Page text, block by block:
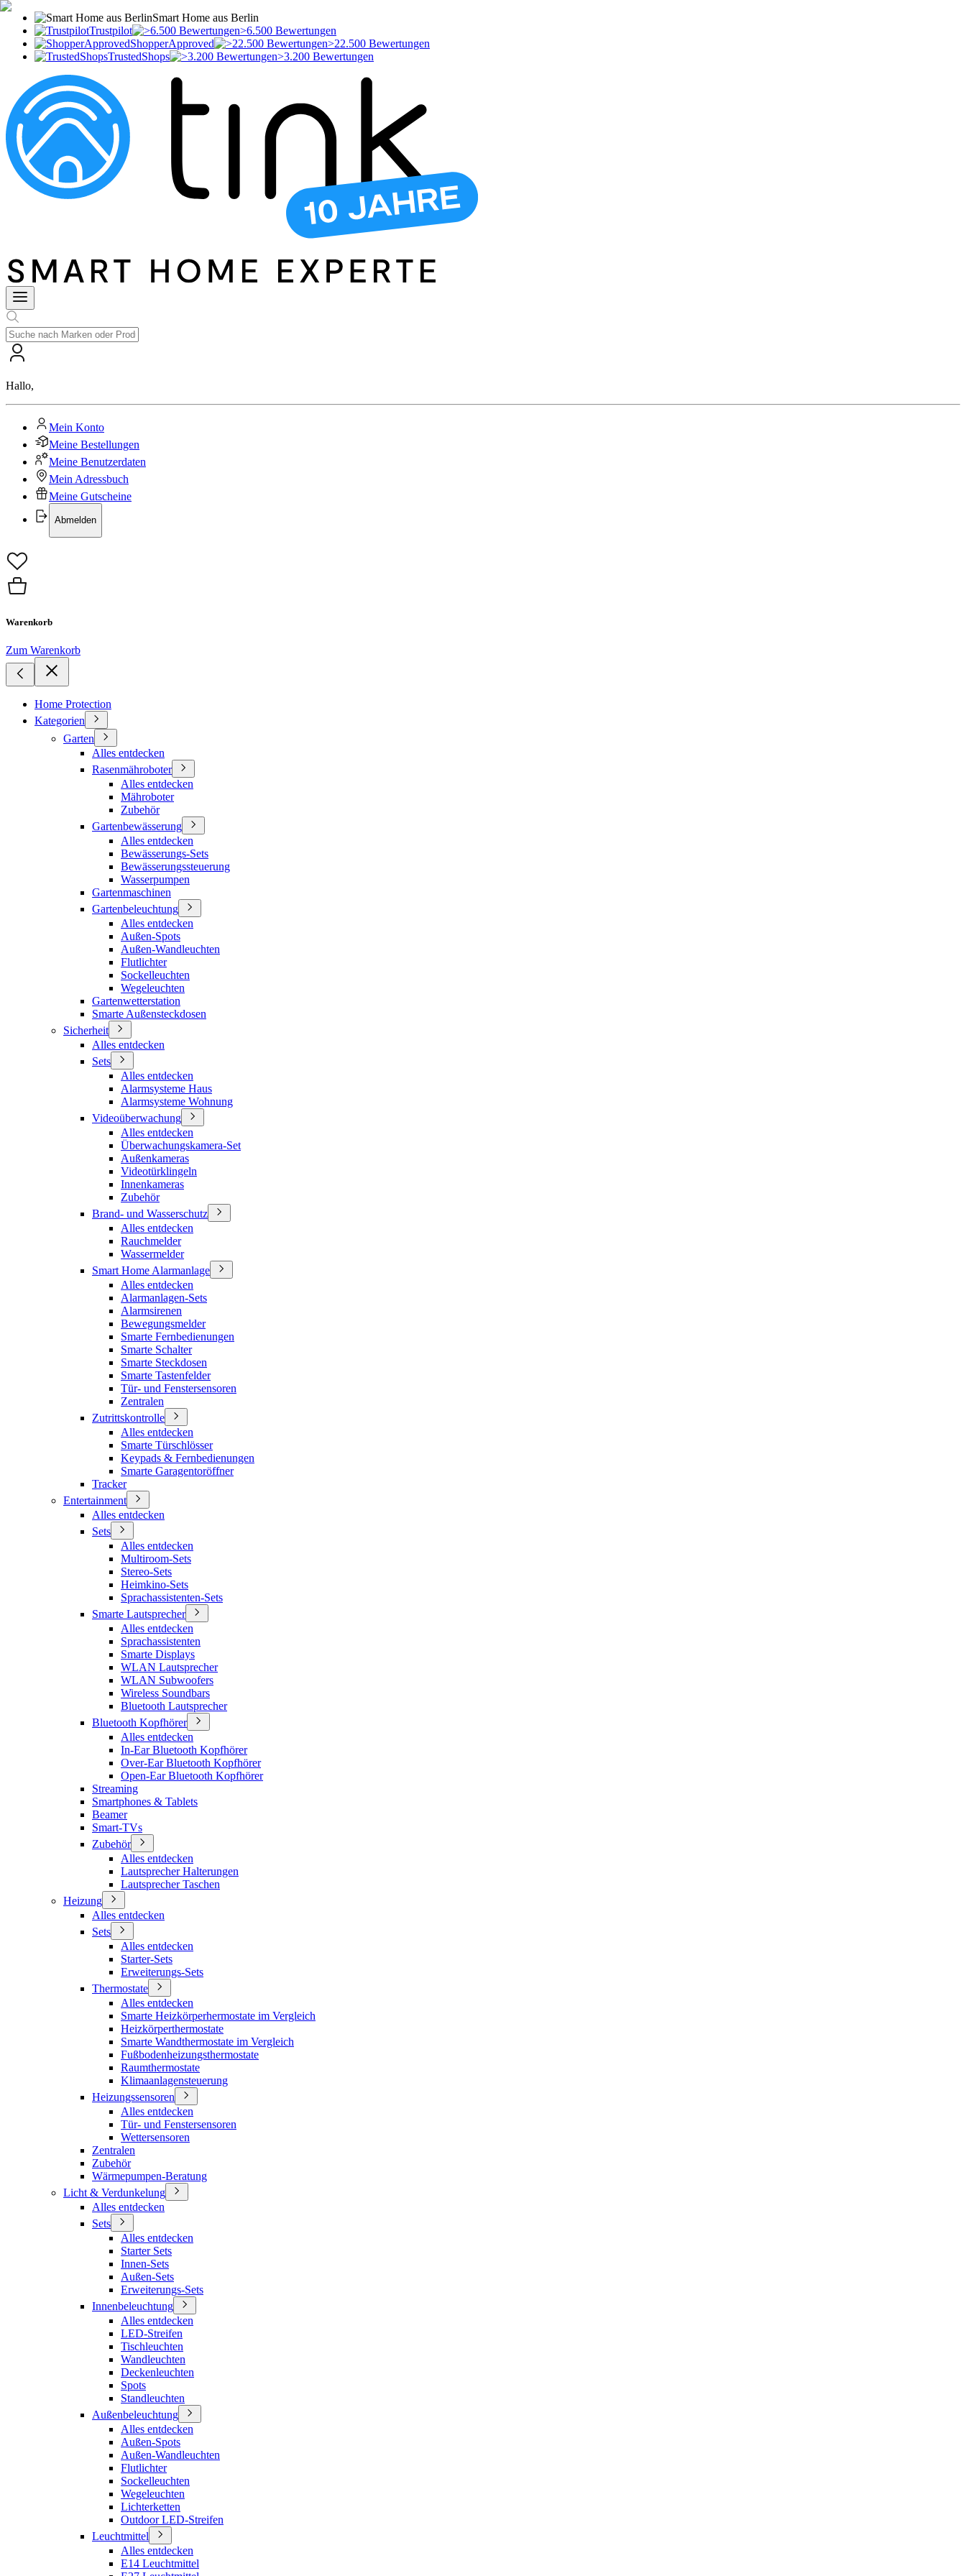
Smart Home aus Berlin
Trustpilot
>6.500 Bewertungen
ShopperApproved
>22.500 Bewertungen
TrustedShops
>3.200 Bewertungen
Hallo,
Mein Konto
Meine Bestellungen
Meine Benutzerdaten
Mein Adressbuch
Meine Gutscheine
Abmelden
Warenkorb
Zum Warenkorb
Home Protection
Kategorien
Garten
Alles entdecken
Rasenmähroboter
Alles entdecken
Mähroboter
Zubehör
Gartenbewässerung
Alles entdecken
Bewässerungs-Sets
Bewässerungssteuerung
Wasserpumpen
Gartenmaschinen
Gartenbeleuchtung
Alles entdecken
Außen-Spots
Außen-Wandleuchten
Flutlichter
Sockelleuchten
Wegeleuchten
Gartenwetterstation
Smarte Außensteckdosen
Sicherheit
Alles entdecken
Sets
Alles entdecken
Alarmsysteme Haus
Alarmsysteme Wohnung
Videoüberwachung
Alles entdecken
Überwachungskamera-Set
Außenkameras
Videotürklingeln
Innenkameras
Zubehör
Brand- und Wasserschutz
Alles entdecken
Rauchmelder
Wassermelder
Smart Home Alarmanlage
Alles entdecken
Alarmanlagen-Sets
Alarmsirenen
Bewegungsmelder
Smarte Fernbedienungen
Smarte Schalter
Smarte Steckdosen
Smarte Tastenfelder
Tür- und Fenstersensoren
Zentralen
Zutrittskontrolle
Alles entdecken
Smarte Türschlösser
Keypads & Fernbedienungen
Smarte Garagentoröffner
Tracker
Entertainment
Alles entdecken
Sets
Alles entdecken
Multiroom-Sets
Stereo-Sets
Heimkino-Sets
Sprachassistenten-Sets
Smarte Lautsprecher
Alles entdecken
Sprachassistenten
Smarte Displays
WLAN Lautsprecher
WLAN Subwoofers
Wireless Soundbars
Bluetooth Lautsprecher
Bluetooth Kopfhörer
Alles entdecken
In-Ear Bluetooth Kopfhörer
Over-Ear Bluetooth Kopfhörer
Open-Ear Bluetooth Kopfhörer
Streaming
Smartphones & Tablets
Beamer
Smart-TVs
Zubehör
Alles entdecken
Lautsprecher Halterungen
Lautsprecher Taschen
Heizung
Alles entdecken
Sets
Alles entdecken
Starter-Sets
Erweiterungs-Sets
Thermostate
Alles entdecken
Smarte Heizkörperhermostate im Vergleich
Heizkörperthermostate
Smarte Wandthermostate im Vergleich
Fußbodenheizungsthermostate
Raumthermostate
Klimaanlagensteuerung
Heizungssensoren
Alles entdecken
Tür- und Fenstersensoren
Wettersensoren
Zentralen
Zubehör
Wärmepumpen-Beratung
Licht & Verdunkelung
Alles entdecken
Sets
Alles entdecken
Starter Sets
Innen-Sets
Außen-Sets
Erweiterungs-Sets
Innenbeleuchtung
Alles entdecken
LED-Streifen
Tischleuchten
Wandleuchten
Deckenleuchten
Spots
Standleuchten
Außenbeleuchtung
Alles entdecken
Außen-Spots
Außen-Wandleuchten
Flutlichter
Sockelleuchten
Wegeleuchten
Lichterketten
Outdoor LED-Streifen
Leuchtmittel
Alles entdecken
E14 Leuchtmittel